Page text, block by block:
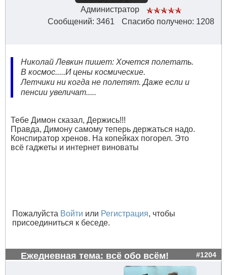
Администратор
Сообщений: 3461
Спасибо получено: 1208
Николай Левкин пишет: Хочется полетать.
В космос.....И цены космические.
Летчики ни когда не полетят. Даже если и
пенсии увеличат.....
Тебе Димон сказал, Держись!!!
Правда, Димону самому теперь держаться надо.
Конспиратор хренов. На копейках погорел. Это
всё гаджеты и интернет виноваты
Пожалуйста Войти или Регистрация, чтобы
присоединиться к беседе.
Ежедневная тема: всё обо всём! #1204